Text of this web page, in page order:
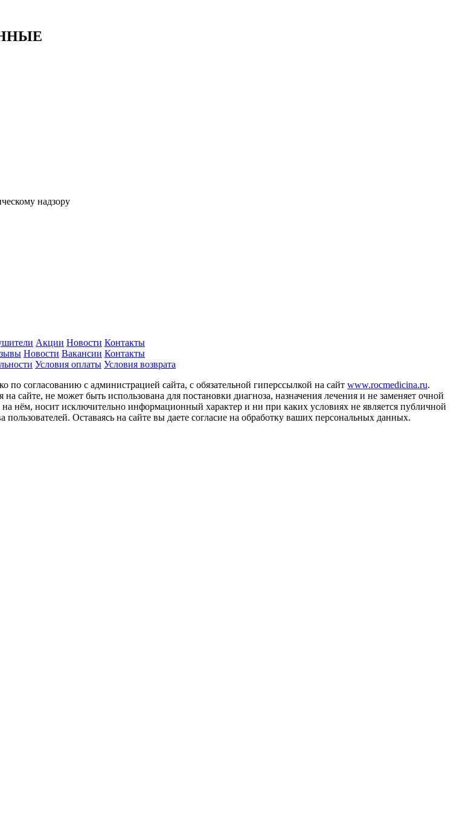
Акции Новости Контакты
Новости Вакансии Контакты
Условия оплаты Условия возврата
согласованию с администрацией сайта, с обязательной гиперссылкой на сайт www.rocmedicina.ru.
сайте, не может быть использована для постановки диагноза, назначения лечения и не заменяет очной
нём, носит исключительно информационный характер и ни при каких условиях не является публичной
Оставаясь на сайте вы даете согласие на обработку ваших персональных данных.